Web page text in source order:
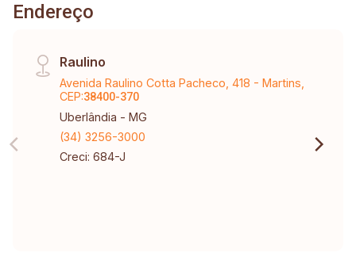
Endereço
Raulino
Avenida Raulino Cotta Pacheco, 418 - Martins,
CEP:38400-370
Uberlândia - MG
(34) 3256-3000
Creci: 684-J